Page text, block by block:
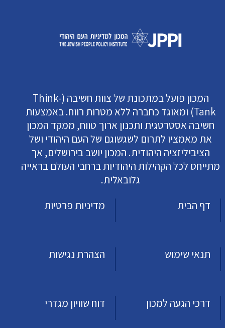
המכון פועל במתכונת של צוות חשיבה (Think-
Tank) ומאוגד כחברה ללא מטרות רווח. באמצעות
חשיבה אסטרטגית ותכנון ארוך טווח, ממקד המכון
את מאמציו לתרום לשגשוגם של העם היהודי ושל
הציביליזציה היהודית. המכון יושב בירושלים, אך
מתייחס לכל הקהילות היהודיות ברחבי העולם בראייה
גלובאלית.
דף הבית
מדיניות פרטיות
תנאי שימוש הצהרת נגישות
דרכי הגעה למכון דוח שוויון מגדרי